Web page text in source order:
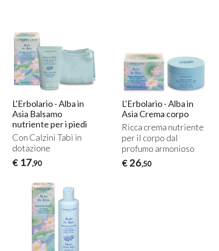
L'Erbolario - Alba in
Asia Balsamo
nutriente per i piedi
Con Calzini Tabi in
dotazione
€ 17,90
L'Erbolario - Alba in
Asia Crema corpo
Ricca crema nutriente
per il corpo dal
profumo armonioso
€ 26,50